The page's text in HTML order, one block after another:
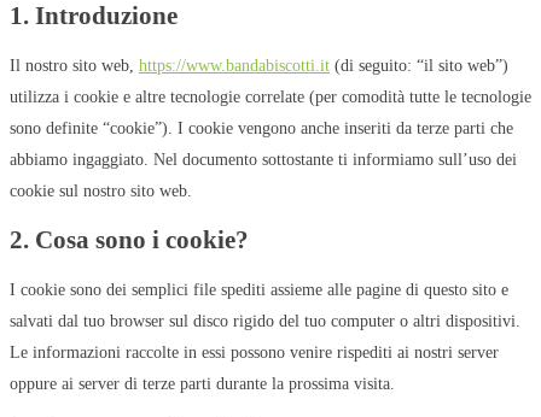
1. Introduzione
Il nostro sito web, https://www.bandabiscotti.it (di seguito: “il sito web”)
utilizza i cookie e altre tecnologie correlate (per comodità tutte le tecnologie
sono definite “cookie”). I cookie vengono anche inseriti da terze parti che
abbiamo ingaggiato. Nel documento sottostante ti informiamo sull’uso dei
cookie sul nostro sito web.
2. Cosa sono i cookie?
I cookie sono dei semplici file spediti assieme alle pagine di questo sito e
salvati dal tuo browser sul disco rigido del tuo computer o altri dispositivi.
Le informazioni raccolte in essi possono venire rispediti ai nostri server
oppure ai server di terze parti durante la prossima visita.